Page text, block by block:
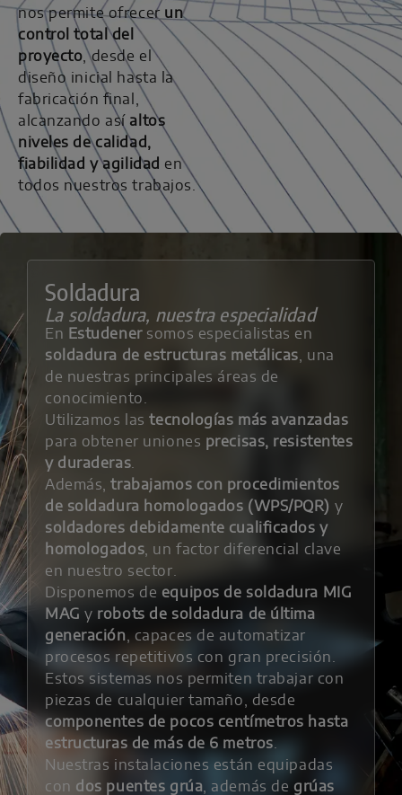
nos permite ofrecer un
control total del
proyecto , desde el
diseño inicial hasta la
fabricación final,
alcanzando así altos
niveles de calidad,
fiabilidad y agilidad en
todos nuestros trabajos.
Soldadura
La soldadura, nuestra especialidad
En Estudenersomos especialistas en
soldadura de estructuras metálicas , una
de nuestras principales áreas de
conocimiento.
Utilizamos lastecnologías más avanzadas
para obtener uniones precisas, resistentes
y duraderas
Además,trabajamos con procedimientos
de soldadura homologados (WPS/PQR) y
soldadores debidamente cualificados y
homologados , un factor diferencial clave
en nuestro sector.
Disponemos de equipos de soldadura MIG
MAG y robots de soldadura de última
generación , capaces de automatizar
procesos repetitivos con gran precisión.
Estos sistemas nos permiten trabajar con
piezas de cualquier tamaño, desde
componentes de pocos centímetros hasta
estructuras de más de 6 metros
Nuestras instalaciones están equipadas
con dos puentes grúa , además de grúas